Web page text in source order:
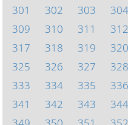
301
302 303 304
309
310 311 312
317
318 319 320
325
326 327 328
333
334 335 336
341
342 343 344